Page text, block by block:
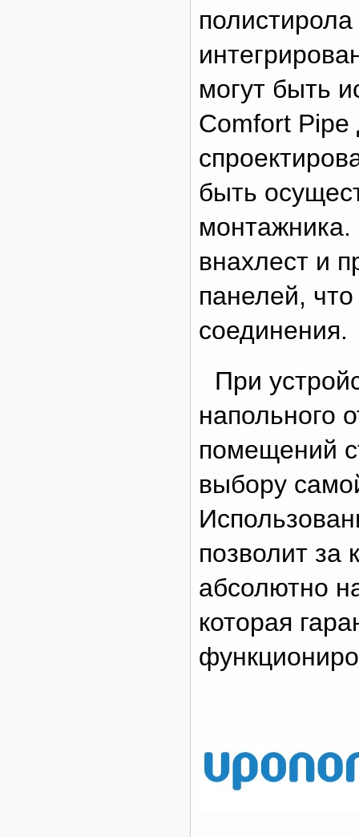
могут быть
Comfort
быть
внахлест и
панелей,
соединения.
При
напольного
помещений
выбору
позволит за
абсолютно
которая